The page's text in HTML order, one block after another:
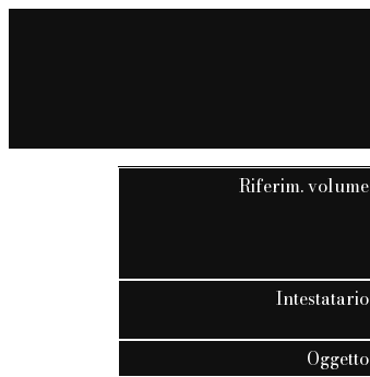
Riferim. volume
Intestatario
Oggetto